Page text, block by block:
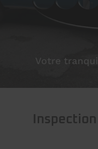
Votre